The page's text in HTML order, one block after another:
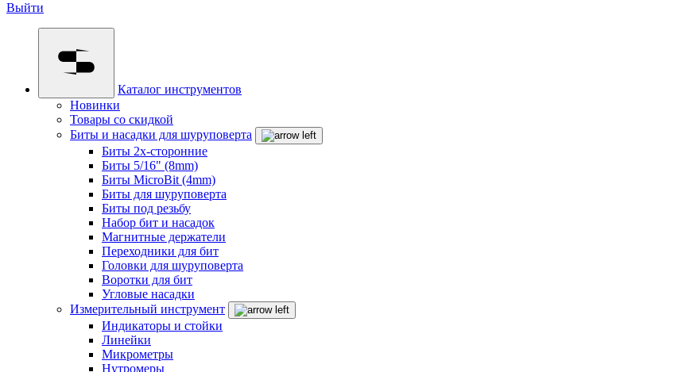
Выйти
Каталог инструментов
Новинки
Товары со скидкой
Биты и насадки для шуруповерта
Биты 2х-сторонние
Биты 5/16" (8mm)
Биты MicroBit (4mm)
Биты для шуруповерта
Биты под резьбу
Набор бит и насадок
Магнитные держатели
Переходники для бит
Головки для шуруповерта
Воротки для бит
Угловые насадки
Измерительный инструмент
Индикаторы и стойки
Линейки
Микрометры
Нутромеры